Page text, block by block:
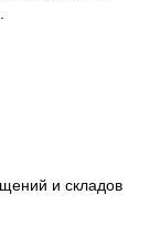
и складов